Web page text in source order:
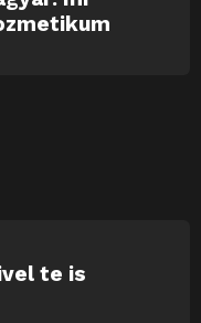
te is